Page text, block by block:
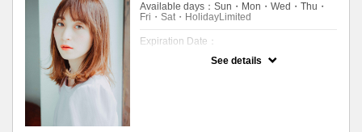
Available days：Sun・Mon・Wed・Thu・
Fri・Sat・HolidayLimited
Expiration Date：
エルプリエご利用したことのあるお客様
See details